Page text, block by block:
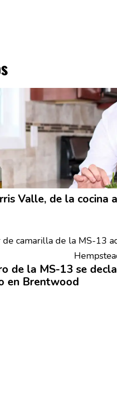
Valle, de la cocina
de la MS-13 se
en Brentwood